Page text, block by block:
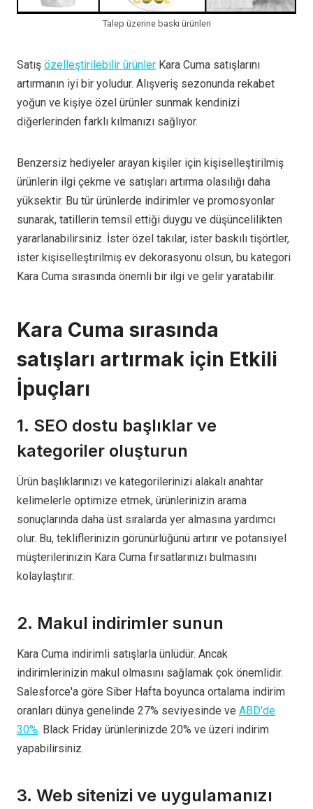
Talep üzerine baskı ürünleri
Satış özelleştirilebilir ürünler Kara Cuma satışlarını
artırmanın iyi bir yoludur. Alışveriş sezonunda rekabet
yoğun ve kişiye özel ürünler sunmak kendinizi
diğerlerinden farklı kılmanızı sağlıyor.
Benzersiz hediyeler arayan kişiler için kişiselleştirilmiş
ürünlerin ilgi çekme ve satışları artırma olasılığı daha
yüksektir. Bu tür ürünlerde indirimler ve promosyonlar
sunarak, tatillerin temsil ettiği duygu ve düşüncelilikten
yararlanabilirsiniz. İster özel takılar, ister baskılı tişörtler,
ister kişiselleştirilmiş ev dekorasyonu olsun, bu kategori
Kara Cuma sırasında önemli bir ilgi ve gelir yaratabilir.
Kara Cuma sırasında
satışları artırmak için Etkili
İpuçları
1. SEO dostu başlıklar ve
kategoriler oluşturun
Ürün başlıklarınızı ve kategorilerinizi alakalı anahtar
kelimelerle optimize etmek, ürünlerinizin arama
sonuçlarında daha üst sıralarda yer almasına yardımcı
olur. Bu, tekliflerinizin görünürlüğünü artırır ve potansiyel
müşterilerinizin Kara Cuma fırsatlarınızı bulmasını
kolaylaştırır.
2. Makul indirimler sunun
Kara Cuma indirimli satışlarla ünlüdür. Ancak
indirimlerinizin makul olmasını sağlamak çok önemlidir.
Salesforce'a göre Siber Hafta boyunca ortalama indirim
oranları dünya genelinde 27% seviyesinde ve ABD'de
30%. Black Friday ürünlerinizde 20% ve üzeri indirim
yapabilirsiniz.
3. Web sitenizi ve uygulamanızı